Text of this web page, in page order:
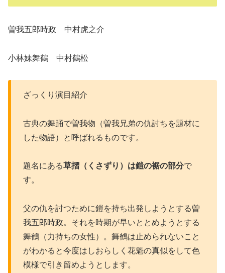
曽我五郎時政 中村虎之介
小林妹舞鶴 中村鶴松
ざっくり演目紹介
古典の舞踊で曽我物（曽我兄弟の仇討ちを題材に
した物語）と呼ばれるものです。
題名にある草摺（くさずり）は鎧の裾の部分で
す。
父の仇を討つために鎧を持ち出発しようとする曽
我五郎時政。それを時期が早いととめようとする
舞鶴（力持ちの女性）。舞鶴は止められないこと
がわかると今度はしおらしく花魁の真似をして色
模様で引き留めようとします。